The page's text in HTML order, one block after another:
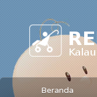
Beranda